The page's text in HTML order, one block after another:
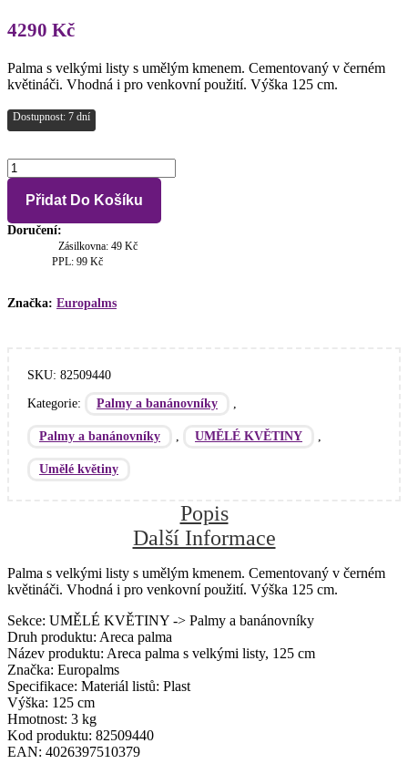
4290 Kč
Palma s velkými listy s umělým kmenem. Cementovaný v černém
květináči. Vhodná i pro venkovní použití. Výška 125 cm.
Dostupnost: 7 dní
Areca
palma
listy,
Přidat Do Košíku
Doručení:
Zásilkovna: 49 Kč
PPL: 99 Kč
Značka: Europalms
SKU: 82509440
Kategorie:
Palmy a banánovníky
Palmy a banánovníky UMĚLÉ KVĚTINY
Umělé květiny
Popis
Další Informace
Palma s velkými listy s umělým kmenem. Cementovaný v černém
květináči. Vhodná i pro venkovní použití. Výška 125 cm.
Sekce: UMĚLÉ KVĚTINY -> Palmy a banánovníky
Druh produktu: Areca palma
Název produktu: Areca palma s velkými listy, 125 cm
Značka: Europalms
Specifikace: Materiál listů: Plast
Výška: 125 cm
Hmotnost: 3 kg
Kod produktu: 82509440
EAN: 4026397510379